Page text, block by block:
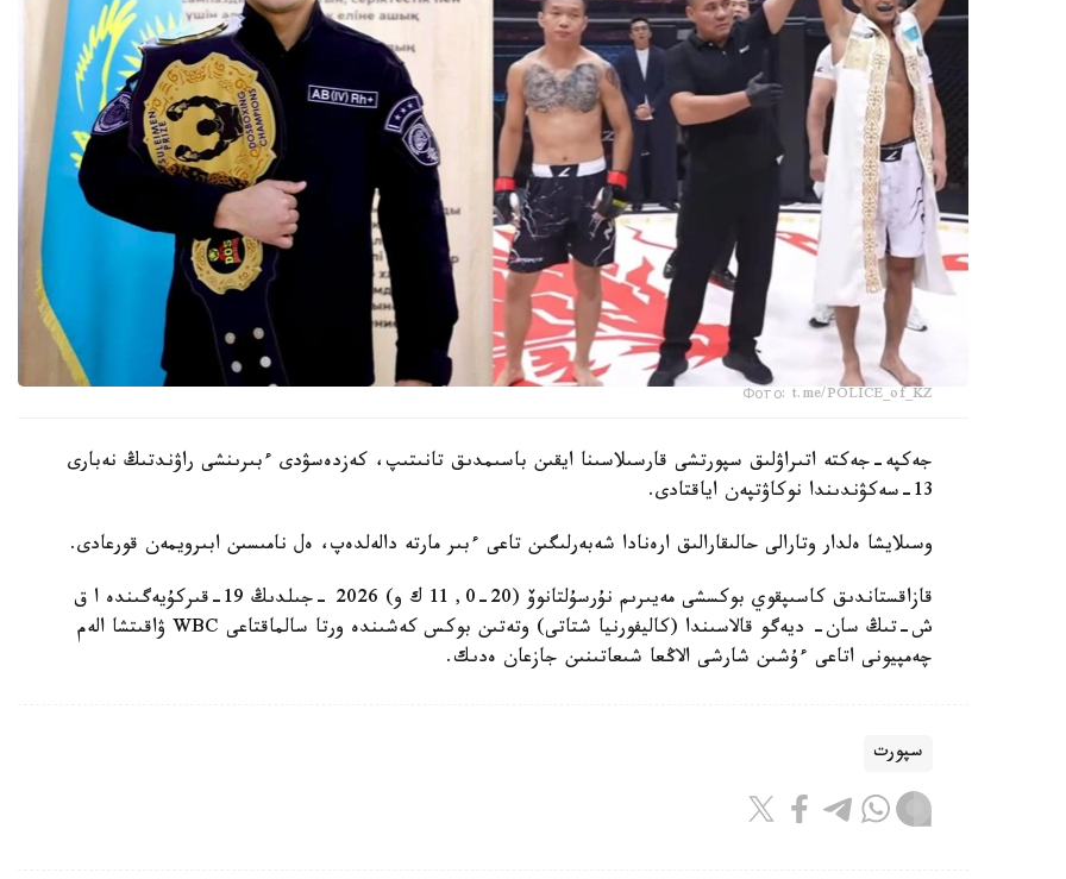
Фото: t.me/POLICE_of_KZ
جەكپە-جەكتە اتىراۋلىق سپورتشى قارسىلاسىنا ايقىن باسىمدىق تانىتىپ، كەزدەسۋدى ءبىرىنشى راۋندتىڭ نەبارى
13-سەكۋندىندا نوكاۋتپەن اياقتادى.
وسىلايشا ەلدار وتارالى حالىقارالىق ارەنادا شەبەرلىگىن تاعى ءبىر مارتە دالەلدەپ، ەل نامىسىن ابىرويمەن قورعادى.
قازاقستاندىق كاسىپقوي بوكسشى مەيىرىم نۇرسۇلتانوۆ (20-0, 11 ك و) 2026 -جىلدىڭ 19-قىركۇيەگىندە ا ق
ش-تىڭ سان- ديەگو قالاسىندا (كاليفورنيا شتاتى) وتەتىن بوكس كەشىندە ورتا سالماقتاعى WBC ۋاقىتشا الەم
چەمپيونى اتاعى ءۇشىن شارشى الاڭعا شىعاتىنىن جازعان ەدىك.
سپورت